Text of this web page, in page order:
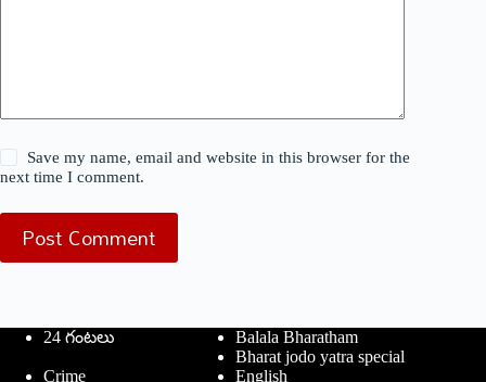
Save my name, email and website in this browser for the
next time I comment.
Post Comment
24 గంటలు
Balala Bharatham
Bharat jodo yatra special
Crime
English